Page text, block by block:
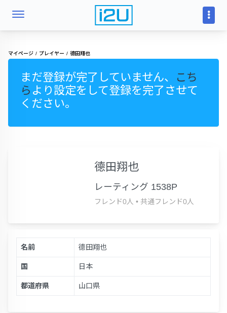
マイページ プレイヤー 德田翔也
まだ登録が完了していません、
こち
ら より設定をして登録を完了させて
ください。
德田翔也
レーティング 1538P
フレンド0人 • 共通フレンド0人
名前 德田翔也
国 日本
都道府県 山口県